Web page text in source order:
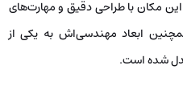
مکان با طراحی دقیق و مهارت‌های
ابعاد مهندسی‌اش به یکی از
بدل شده است.